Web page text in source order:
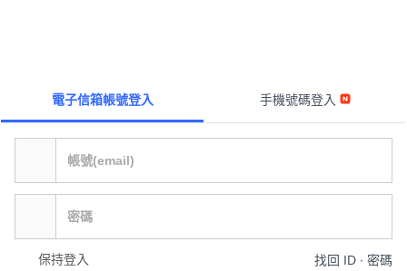
電子信箱帳號登入 手機號碼登入
保持登入 找回 ID ∙ 密碼